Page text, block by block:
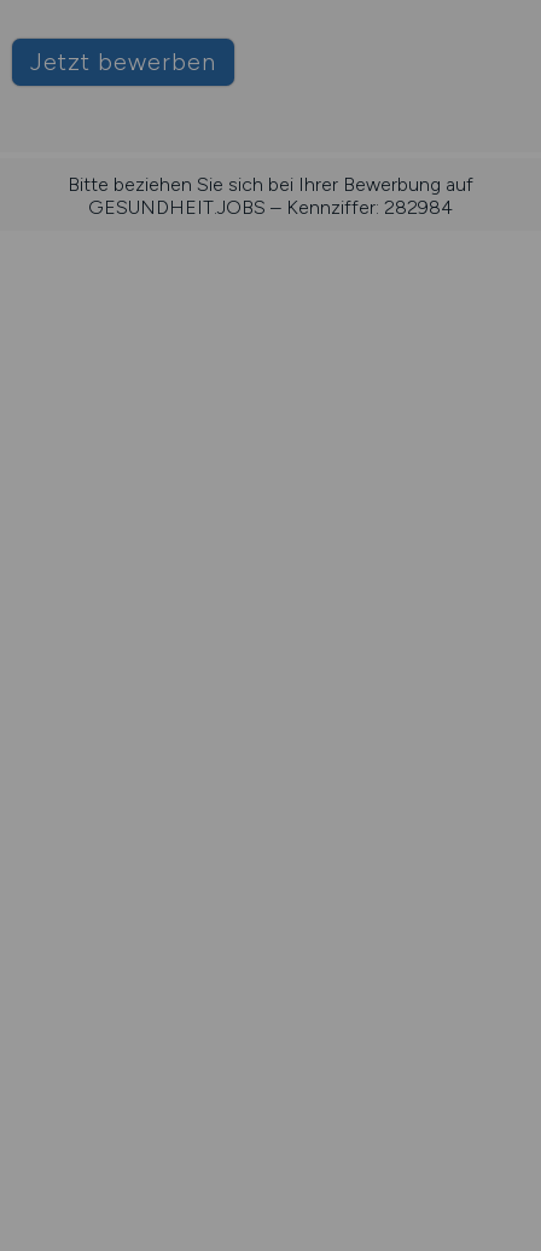
Jetzt bewerben
Bitte beziehen Sie sich bei Ihrer Bewerbung auf
GESUNDHEIT.JOBS – Kennziffer: 282984